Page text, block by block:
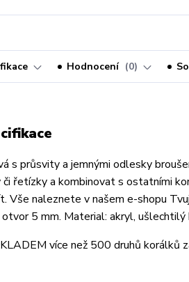
Hodnocení 0
s průsvity a jemnými odlesky
či řetízky a kombinovat s ostatními
Vše naleznete v našem e-shopu
5 mm. Material: akryl, ušlechtilý
více než 500 druhů korálků